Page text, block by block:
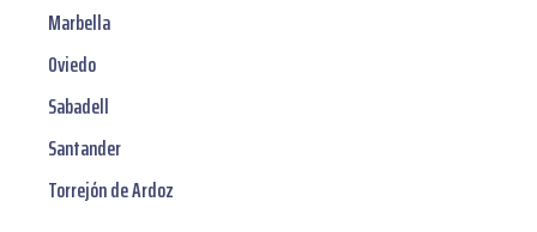
Marbella
Oviedo
Sabadell
Santander
Torrejón de Ardoz